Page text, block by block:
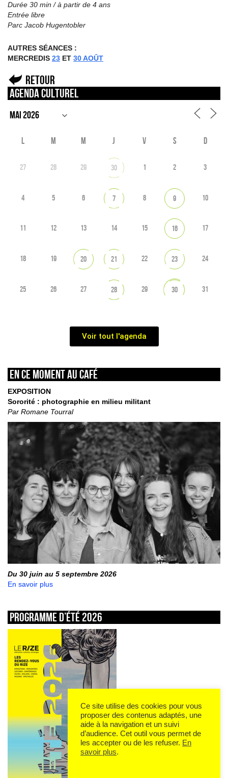
Durée 30 min / à partir de 4 ans
Entrée libre
Parc Jacob Hugentobler
AUTRES SÉANCES :
MERCREDIS 23 ET 30 AOÛT
Retour
Agenda culturel
L M M J V S D
27 28 29 30 1 2 3
4 5 6 7 8 9 10
11 12 13 14 15 16 17
18 19 20 21 22 23 24
25 26 27 28 29 30 31
Voir tout l'agenda
En ce moment au café
EXPOSITION
Sororité : photographie en milieu militant
Par Romane Tourral
Du 30 juin au 5 septembre 2026
En savoir plus
Programme d’été 2026
Ce site utilise des cookies pour vous
proposer des contenus adaptés, une
aide à la navigation et un suivi
d’audience. Cet outil vous permet de
les accepter ou de les refuser. En
savoir plus.